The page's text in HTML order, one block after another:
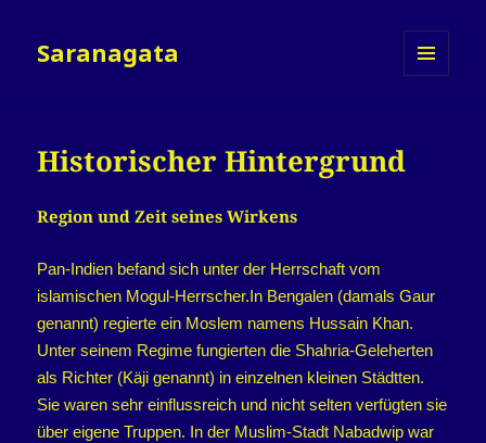
Saranagata
Historischer Hintergrund
Region und Zeit seines Wirkens
Pan-Indien befand sich unter der Herrschaft vom
islamischen Mogul-Herrscher.In Bengalen (damals Gaur
genannt) regierte ein Moslem namens Hussain Khan.
Unter seinem Regime fungierten die Shahria-Geleherten
als Richter (Käji genannt) in einzelnen kleinen Städtten.
Sie waren sehr einflussreich und nicht selten verfügten sie
über eigene Truppen. In der Muslim-Stadt Nabadwip war